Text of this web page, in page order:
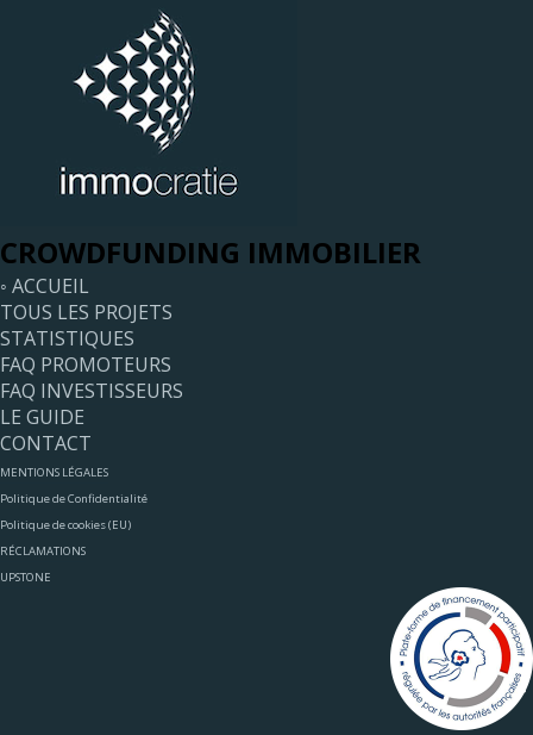
CROWDFUNDING IMMOBILIER
◦ ACCUEIL
TOUS LES PROJETS
STATISTIQUES
FAQ PROMOTEURS
FAQ INVESTISSEURS
LE GUIDE
CONTACT
MENTIONS LÉGALES
Politique de Confidentialité
Politique de cookies (EU)
RÉCLAMATIONS
UPSTONE